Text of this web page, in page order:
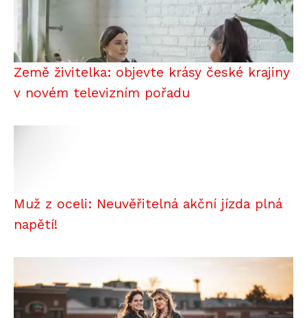
Země živitelka: objevte krásy české krajiny
v novém televizním pořadu
Muž z oceli: Neuvěřitelná akční jízda plná
napětí!